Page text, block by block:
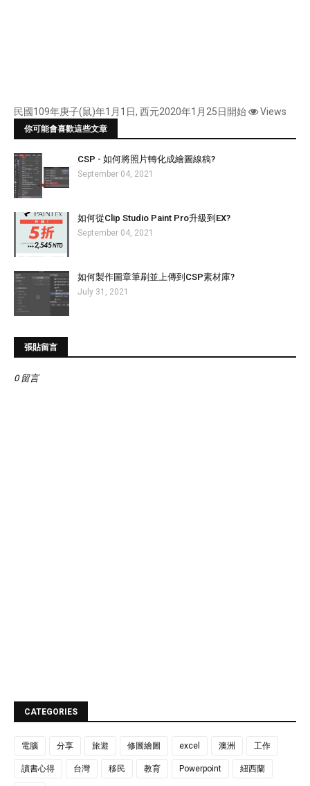
民國109年庚子(鼠)年1月1日, 西元2020年1月25日開始 Views
你可能會喜歡這些文章
CSP - 如何將照片轉化成繪圖線稿?
September 04, 2021
如何從Clip Studio Paint Pro升級到EX?
September 04, 2021
如何製作圖章筆刷並上傳到CSP素材庫?
July 31, 2021
張貼留言
0 留言
CATEGORIES
電腦 分享 旅遊 修圖繪圖 excel 澳洲 工作
讀書心得 台灣 移民 教育 Powerpoint 紐西蘭